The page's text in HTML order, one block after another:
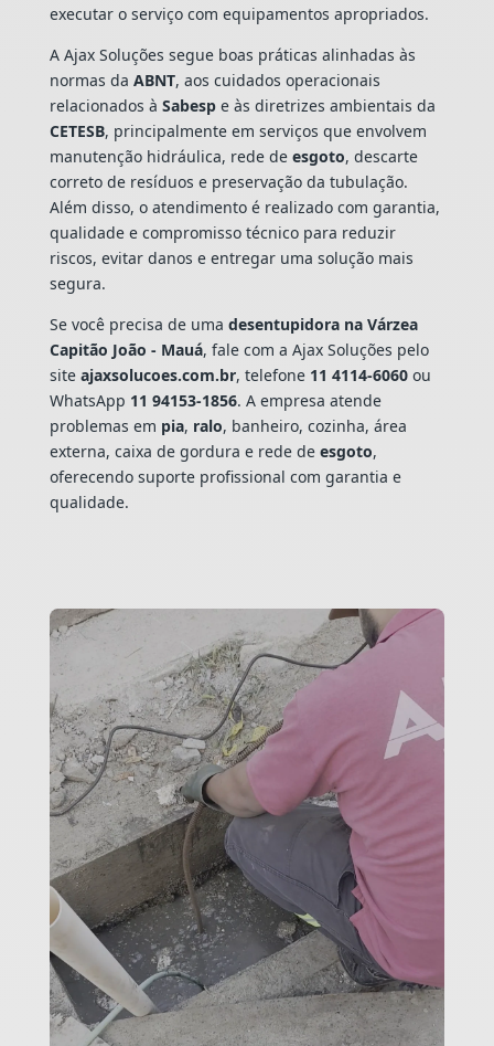
executar o serviço com equipamentos apropriados.
A Ajax Soluções segue boas práticas alinhadas às
normas da ABNT, aos cuidados operacionais
relacionados à Sabespe às diretrizes ambientais da
CETESB, principalmente em serviços que envolvem
manutenção hidráulica, rede de esgoto, descarte
correto de resíduos e preservação da tubulação.
Além disso, o atendimento é realizado com garantia,
qualidade e compromisso técnico para reduzir
riscos, evitar danos e entregar uma solução mais
segura.
Se você precisa de uma desentupidora na Várzea
Capitão João - Mauá, fale com a Ajax Soluções pelo
site ajaxsolucoes.com.br, telefone 11 4114-6060ou
WhatsApp 11 94153-1856. A empresa atende
problemas em pia, ralo, banheiro, cozinha, área
externa, caixa de gordura e rede de esgoto,
oferecendo suporte profissional com garantia e
qualidade.